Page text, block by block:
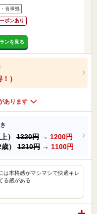
食事処
ポンあり
ンを見る
）
あります
） 1320円 → 1200円
） 1210円 → 1100円
は本格感がマシマシで快適キレ
る感がある